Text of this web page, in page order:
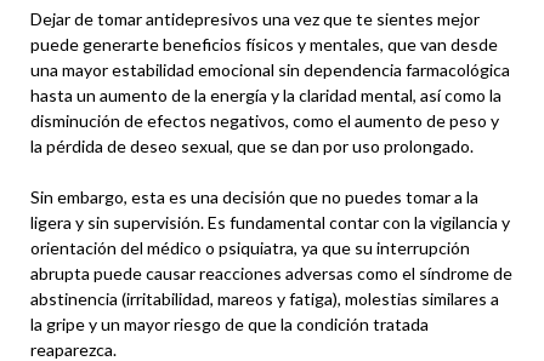
Dejar de tomar antidepresivos una vez que te sientes mejor
puede generarte beneficios físicos y mentales, que van desde
una mayor estabilidad emocional sin dependencia farmacológica
hasta un aumento de la energía y la claridad mental, así como la
disminución de efectos negativos, como el aumento de peso y
la pérdida de deseo sexual, que se dan por uso prolongado.
Sin embargo, esta es una decisión que no puedes tomar a la
ligera y sin supervisión. Es fundamental contar con la vigilancia y
orientación del médico o psiquiatra, ya que su interrupción
abrupta puede causar reacciones adversas como el síndrome de
abstinencia (irritabilidad, mareos y fatiga), molestias similares a
la gripe y un mayor riesgo de que la condición tratada
reaparezca.